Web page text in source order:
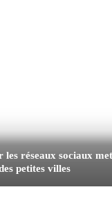
les réseaux sociaux
petites villes